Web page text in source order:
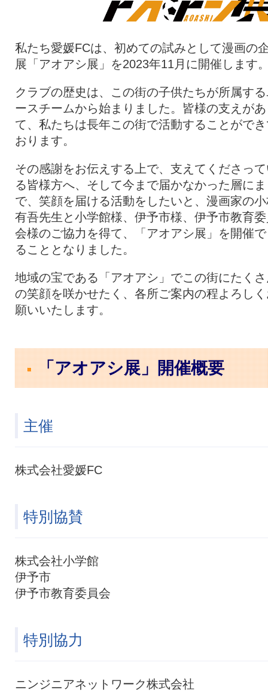
私たち愛媛FCは、初めての試みとして漫画の
展「アオアシ展」を2023年11月に開催します
クラブの歴史は、この街の子供たちが所属す
ースチームから始まりました。皆様の支えが
て、私たちは長年この街で活動することがで
おります。
その感謝をお伝えする上で、支えてくださっ
る皆様方へ、そして今まで届かなかった層にま
で、笑顔を届ける活動をしたいと、漫画家の
有吾先生と小学館様、伊予市様、伊予市教育
会様のご協力を得て、「アオアシ展」を開催
ることとなりました。
地域の宝である「アオアシ」でこの街にたく
の笑顔を咲かせたく、各所ご案内の程よろし
願いいたします。
「アオアシ展」開催概要
主催
株式会社愛媛FC
特別協賛
株式会社小学館
伊予市
伊予市教育委員会
特別協力
ニンジニアネットワーク株式会社